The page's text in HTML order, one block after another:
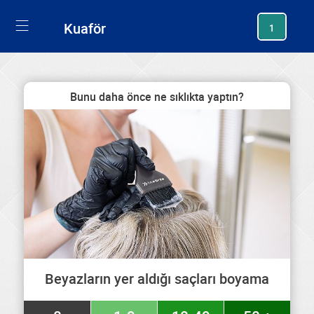
Kuaför 1
Bunu daha önce ne sıklıkta yaptın?
Beyazların yer aldığı saçları boyama